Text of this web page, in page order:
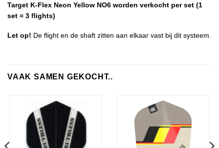
Target K-Flex Neon Yellow NO6 worden verkocht per set (1
set = 3 flights)
Let op! De flight en de shaft zitten aan elkaar vast bij dit systeem.
VAAK SAMEN GEKOCHT..